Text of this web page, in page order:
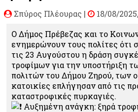
Σπύρος Πλέουρας | 18/08/
Ο Δήμος Πρέβεζας και το
ενημερώνουν τους πολίτες ότι
τις 23 Αυγούστου η δράση
τροφίμων για την υποστήριξη
πολιτών του Δήμου Ζηρού, των
κατοικίες επλήγησαν από τις
καταστροφικές πυρκαγιές.
Αυξημένη ανάγκη: ξηρά